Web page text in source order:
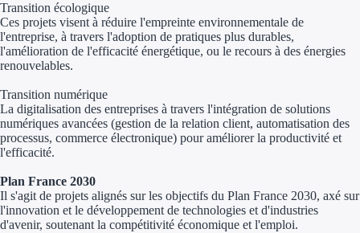
Avance
Par financeur
Aides par
Aides
Transition écologique
Ces projets visent à réduire l'empreinte environnementale de
l'entreprise, à travers l'adoption de pratiques plus durables,
l'amélioration de l'efficacité énergétique, ou le recours à des énergies
renouvelables.
Transition numérique
La digitalisation des entreprises à travers l'intégration de solutions
numériques avancées (gestion de la relation client, automatisation des
processus, commerce électronique) pour améliorer la productivité et
l'efficacité.
Plan France 2030
Il s'agit de projets alignés sur les objectifs du Plan France 2030, axé sur
l'innovation et le développement de technologies et d'industries
d'avenir, soutenant la compétitivité économique et l'emploi.